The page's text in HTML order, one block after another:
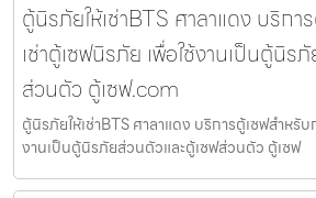
ตู้นิรภัยให้เช่าBTS ศาลาแดง บริกา
เช่าตู้เซฟนิรภัย เพื่อใช้งานเป็นตู้นิร
ส่วนตัว ตู้เซฟ.com
ตู้นิรภัยให้เช่าBTS ศาลาแดง บริการตู้เซฟสำหรับ
งานเป็นตู้นิรภัยส่วนตัวและตู้เซฟส่วนตัว ตู้เซฟ